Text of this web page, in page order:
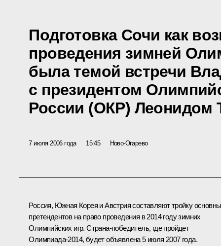
Подготовка Сочи как
проведения зимней
была темой встречи
с президентом
России (ОКР) Леонидом
7 июля 2006 года 15:45 Ново-Огарево
Россия, Южная Корея и Австрия составляют тройку
претендентов на право проведения в 2014 году зимних
Олимпийских игр. Страна-победитель, где пройдет
Олимпиада-2014, будет объявлена 5 июля 2007 года.